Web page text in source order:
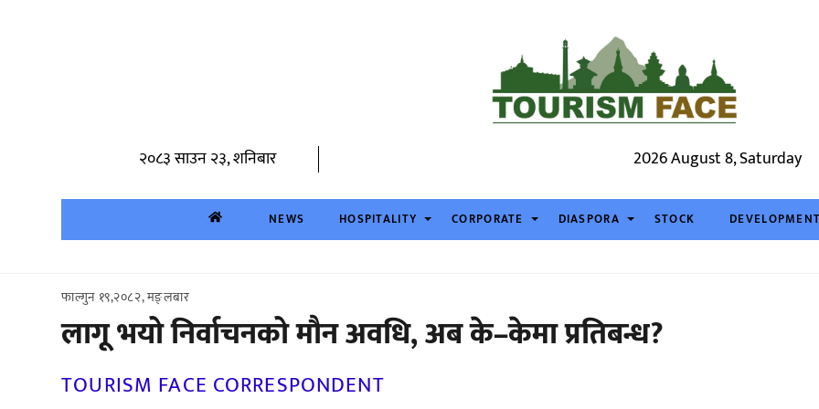
२०८३ साउन २३, शनिबार 2026 August 8, Saturday
NEWS HOSPITALITY CORPORATE DIASPORA STOCK DEVELOPMENT
फाल्गुन १९,२०८२, मङ्लबार
लागू भयो निर्वाचनको मौन अवधि, अब के–केमा प्रतिबन्ध?
TOURISM FACE CORRESPONDENT